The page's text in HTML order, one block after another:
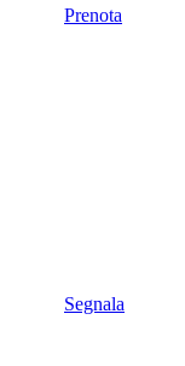
Prenota
Segnala